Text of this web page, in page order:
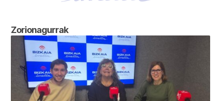
Zorionagurrak